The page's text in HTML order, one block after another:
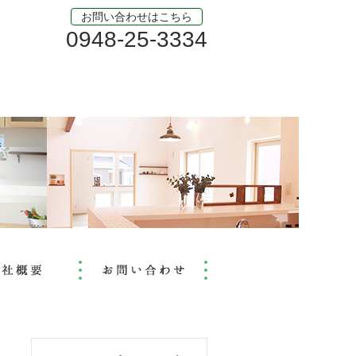
お問い合わせはこちら
0948-25-3334